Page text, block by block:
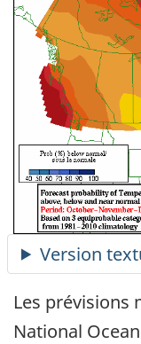
Les prévisions
National